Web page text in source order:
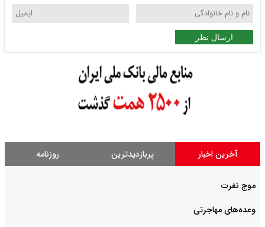
ارسال نظر
آخرین اخبار پربازدیدترین روزنامه
موج نفرت
وعده‌های مهاجرتی